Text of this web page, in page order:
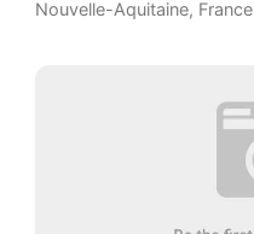
Nouvelle-Aquitaine, France